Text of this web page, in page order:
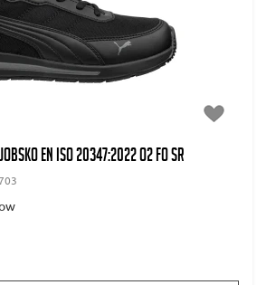
EN ISO 20347:2022 O2 FO SR